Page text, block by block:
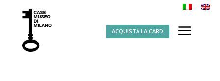
ACQUISTA LA CARD